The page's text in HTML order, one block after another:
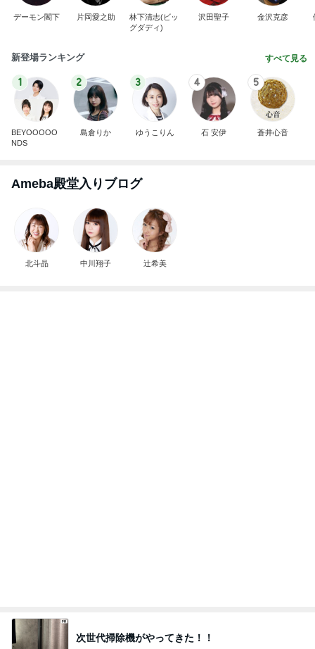
デーモン閣下 片岡愛之助
林下清志(ビッ
グダディ)
沢田聖子 金沢克彦
新登場ランキング すべて見る
1
BEYOOOOO
NDS
2
島倉りか
3
ゆうこりん
4
石 安伊
5
蒼井心音
Ameba殿堂入りブログ
北斗晶 中川翔子 辻希美
次世代掃除機がやってきた！！